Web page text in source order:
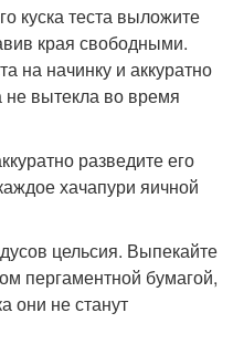
куска теста выложите
края свободными.
на начинку и аккуратно
не вытекла во время
разведите его
хачапури яичной
цельсия. Выпекайте
пергаментной бумагой,
они не станут